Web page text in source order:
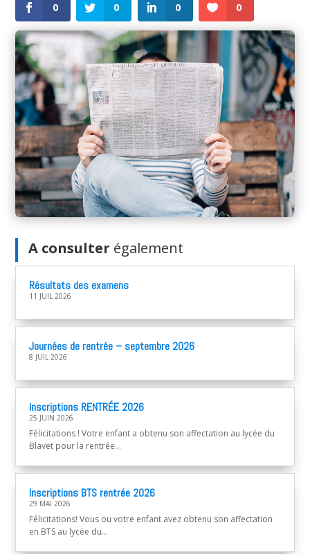
0 0 0 0
A consulter également
Résultats des examens
11 JUIL 2026
Journées de rentrée – septembre 2026
8 JUIL 2026
Inscriptions RENTRÉE 2026
25 JUIN 2026
Félicitations ! Votre enfant a obtenu son affectation au lycée du
Blavet pour la rentrée...
Inscriptions BTS rentrée 2026
29 MAI 2026
Félicitations! Vous ou votre enfant avez obtenu son affectation
en BTS au lycée du...